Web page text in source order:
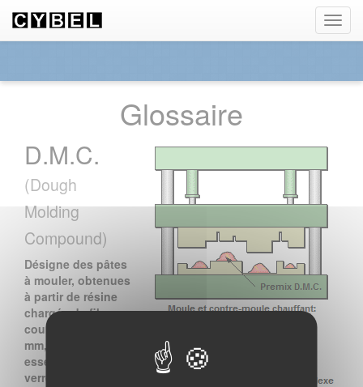
Glossaire
D.M.C.
(Dough
Molding
Compound)
Désigne des pâtes
à mouler, obtenues
à partir de résine
chargée de fibres
courtes (0,1 à 0,2
mm,
essentiellement du
verre E).